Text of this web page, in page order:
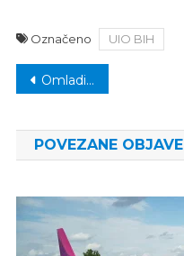
Označeno UIO BIH
Navigacija
Omladinska liga BiH: Juniori Bosne slavili u Rahiću nakon velikog preokreta
POVEZANE OBJAVE